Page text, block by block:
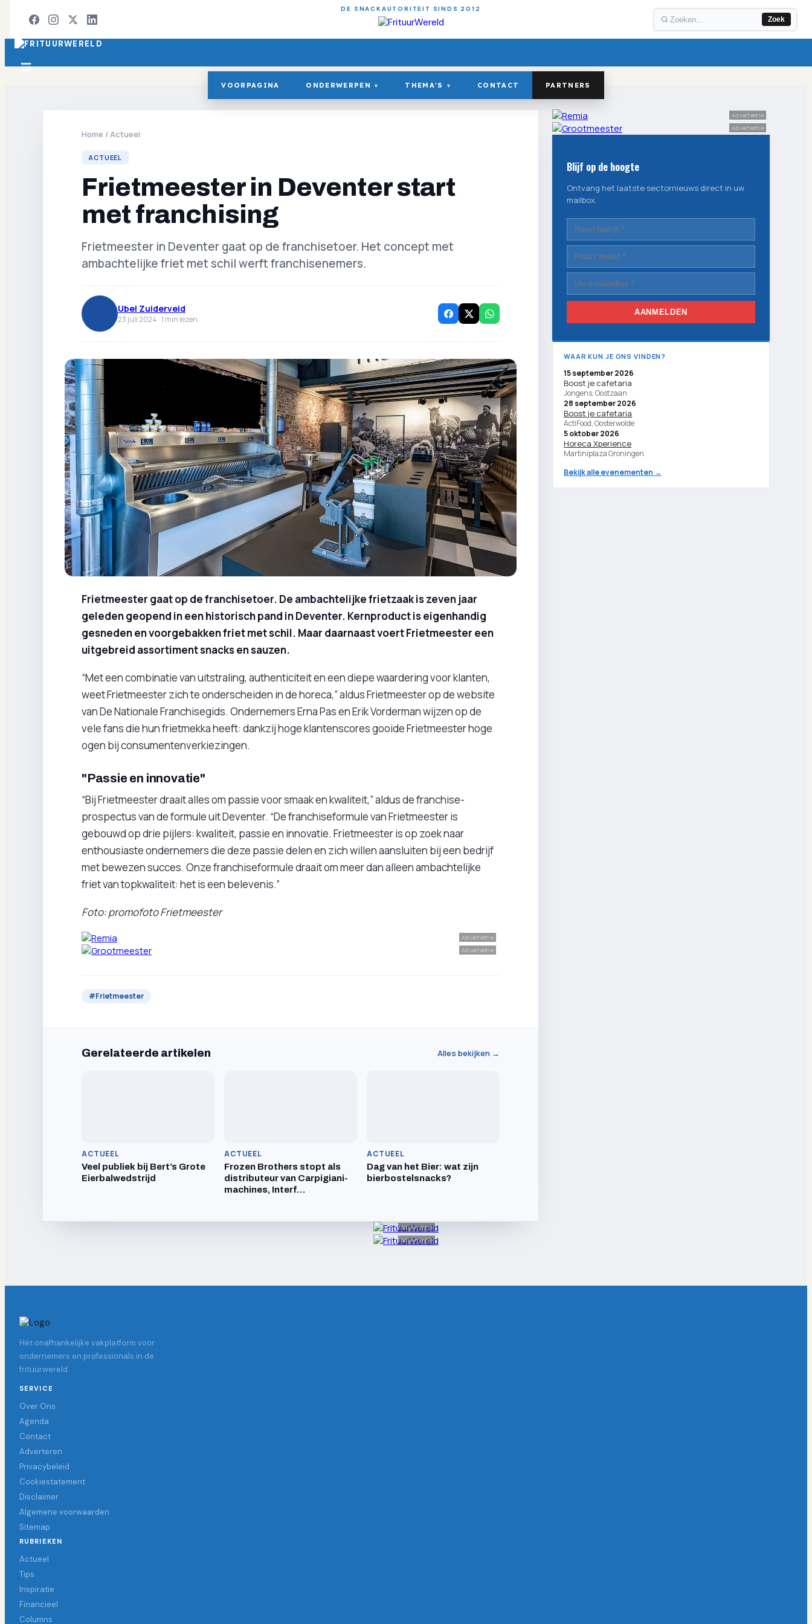
DE SNACKAUTORITEIT SINDS 2012
Zoek
VOORPAGINA ONDERWERPEN ▾ THEMA'S ▾ CONTACT PARTNERS
Home /Actueel
ACTUEEL
Frietmeester in Deventer start
met franchising
Frietmeester in Deventer gaat op de franchisetoer. Het concept met
ambachtelijke friet met schil werft franchisenemers.
Ubel Zuiderveld
23 juli 2024 ·1 min lezen
Frietmeester gaat op de franchisetoer. De ambachtelijke frietzaak is zeven jaar
geleden geopend in een historisch pand in Deventer. Kernproduct is eigenhandig
gesneden en voorgebakken friet met schil. Maar daarnaast voert Frietmeester een
uitgebreid assortiment snacks en sauzen.
“Met een combinatie van uitstraling, authenticiteit en een diepe waardering voor klanten,
weet Frietmeester zich te onderscheiden in de horeca,” aldus Frietmeester op de website
van De Nationale Franchisegids. Ondernemers Erna Pas en Erik Vorderman wijzen op de
vele fans die hun frietmekka heeft: dankzij hoge klantenscores gooide Frietmeester hoge
ogen bij consumentenverkiezingen.
"Passie en innovatie"
“Bij Frietmeester draait alles om passie voor smaak en kwaliteit,” aldus de franchise-
prospectus van de formule uit Deventer. “De franchiseformule van Frietmeester is
gebouwd op drie pijlers: kwaliteit, passie en innovatie. Frietmeester is op zoek naar
enthousiaste ondernemers die deze passie delen en zich willen aansluiten bij een bedrijf
met bewezen succes. Onze franchiseformule draait om meer dan alleen ambachtelijke
friet van topkwaliteit: het is een belevenis.”
Foto: promofoto Frietmeester
Advertentie
Advertentie
#Frietmeester
Gerelateerde artikelen Alles bekijken →
ACTUEEL
Veel publiek bij Bert’s Grote
Eierbalwedstrijd
ACTUEEL
Frozen Brothers stopt als
distributeur van Carpigiani-
machines, Interf…
ACTUEEL
Dag van het Bier: wat zijn
bierbostelsnacks?
Advertentie
Advertentie
Blijf op de hoogte
Ontvang het laatste sectornieuws direct in uw
mailbox.
AANMELDEN
WAAR KUN JE ONS VINDEN?
15 september 2026
Boost je cafetaria
Jongens, Oostzaan
28 september 2026
Boost je cafetaria
ActiFood, Oosterwolde
5 oktober 2026
Horeca Xperience
Martiniplaza Groningen
Bekijk alle evenementen →
Advertentie
Advertentie
Hét onafhankelijke vakplatform voor
ondernemers en professionals in de
frituurwereld.
SERVICE
Over Ons
Agenda
Contact
Adverteren
Privacybeleid
Cookiestatement
Disclaimer
Algemene voorwaarden
Sitemap
RUBRIEKEN
Actueel
Tips
Inspiratie
Financieel
Columns